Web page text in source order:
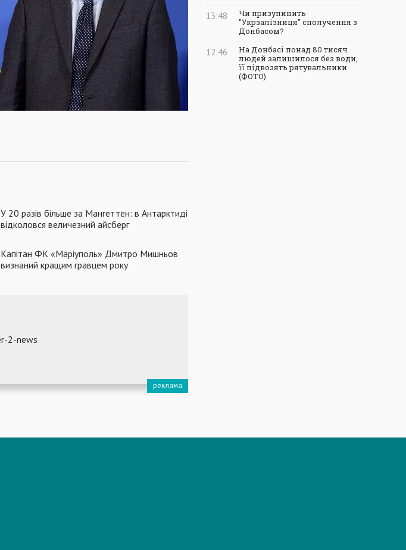
У 20 разів більше за Мангеттен: в Антарктиді
відколовся величезний айсберг
Капітан ФК «Маріуполь» Дмитро Мишньов
визнаний кращим гравцем року
13:48
Чи призупинить
"Укрзалізниця" сполучення з
Донбасом?
12:46
На Донбасі понад 80 тисяч
людей залишилося без води,
її підвозять рятувальники
(ФОТО)